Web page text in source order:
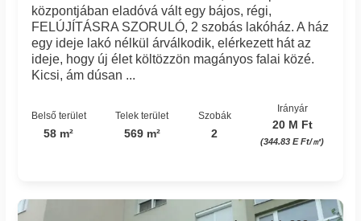
központjában eladóvá vált egy bájos, régi,
FELÚJÍTÁSRA SZORULÓ, 2 szobás lakóház. A ház
egy ideje lakó nélkül árválkodik, elérkezett hát az
ideje, hogy új élet költözzön magányos falai közé.
Kicsi, ám dúsan ...
Belső terület
58 m²
Telek terület
569 m²
Szobák
2
Irányár
20 M Ft
(344.83 E Ft/㎡)